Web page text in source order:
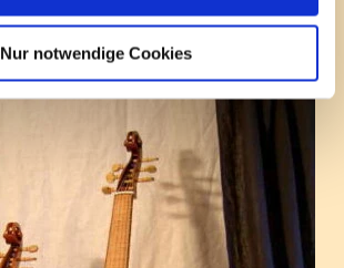
Nur notwendige Cookies
finden Sie auch in
unserer